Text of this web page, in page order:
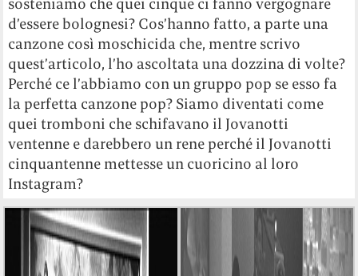
sosteniamo che quei cinque ci fanno vergognare
d’essere bolognesi? Cos’hanno fatto, a parte una
canzone così moschicida che, mentre scrivo
quest’articolo, l’ho ascoltata una dozzina di volte?
Perché ce l’abbiamo con un gruppo pop se esso fa
la perfetta canzone pop? Siamo diventati come
quei tromboni che schifavano il Jovanotti
ventenne e darebbero un rene perché il Jovanotti
cinquantenne mettesse un cuoricino al loro
Instagram?